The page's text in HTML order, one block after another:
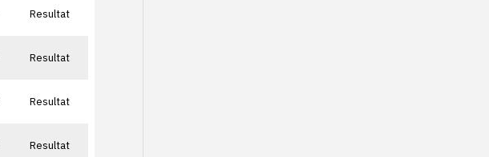
Resultat
Resultat
Resultat
Resultat